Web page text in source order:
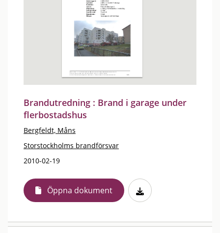
Brandutredning : Brand i garage under
flerbostadshus
Bergfeldt, Måns
Storstockholms brandförsvar
2010-02-19
Öppna dokument